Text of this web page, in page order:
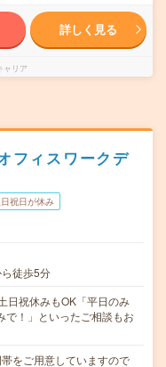
詳しく見る
ャリア
フィスワークデ
日祝日が休み
徒歩5分
祝休みもOK「平日のみ
で！」といったご相談もお
をご用意していますので